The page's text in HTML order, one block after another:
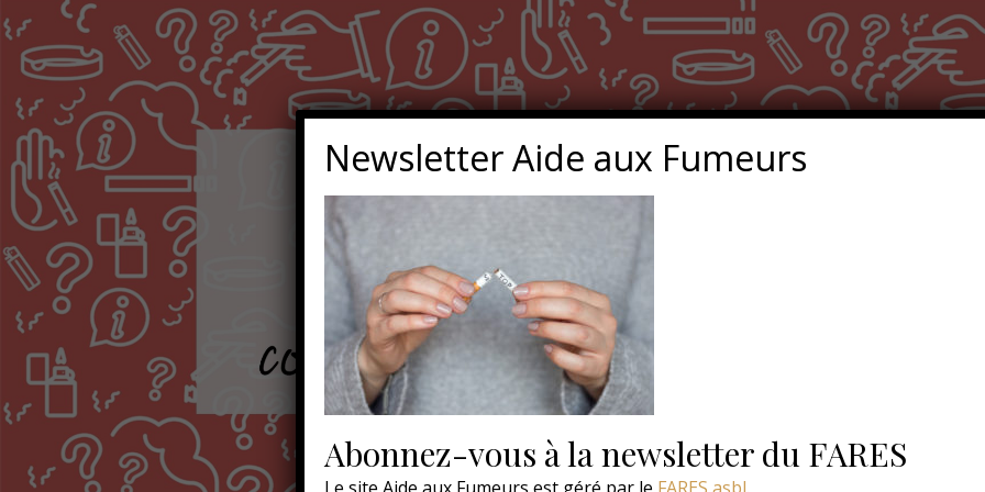
Newsletter Aide aux Fumeurs
Abonnez-vous à la newsletter du FARES